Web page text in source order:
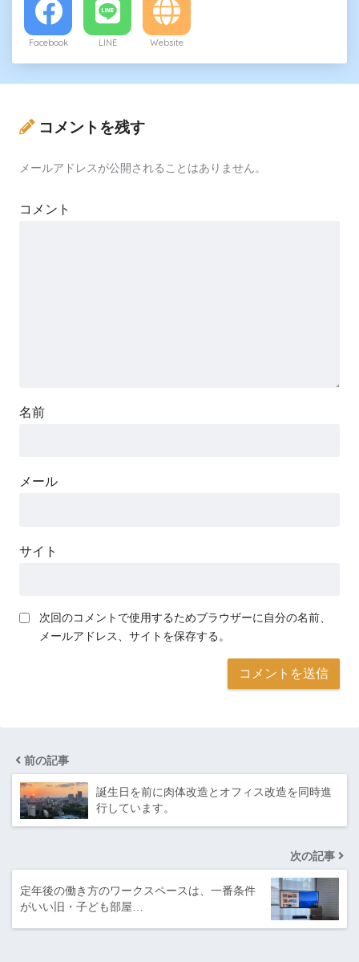
Facebook LINE Website
コメントを残す
メールアドレスが公開されることはありません。
コメント
名前
メール
サイト
次回のコメントで使用するためブラウザーに自分の名前、
メールアドレス、サイトを保存する。
前の記事
誕生日を前に肉体改造とオフィス改造を同時進
行しています。
次の記事
定年後の働き方のワークスペースは、一番条件
がいい旧・子ども部屋…